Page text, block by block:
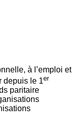
à l’emploi et
depuis le 1er
paritaire